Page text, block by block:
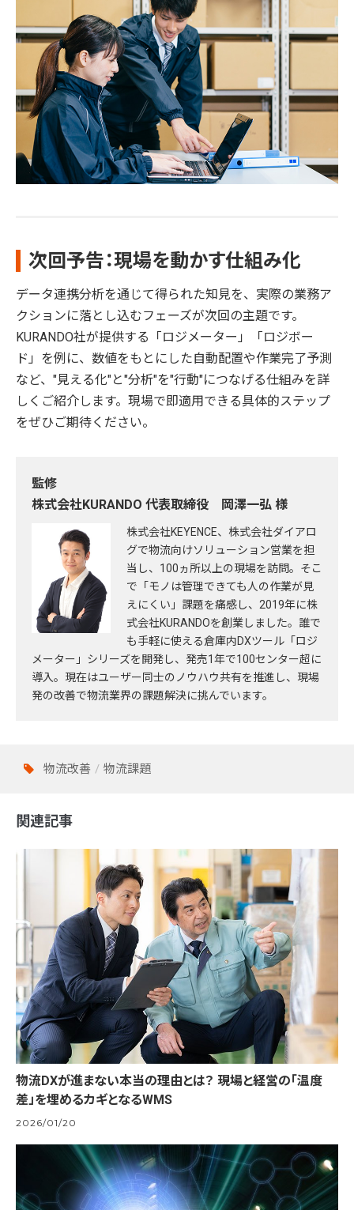
次回予告：現場を動かす仕組み化
データ連携分析を通じて得られた知見を、実際の業務ア
クションに落とし込むフェーズが次回の主題です。
KURANDO社が提供する「ロジメーター」「ロジボー
ド」を例に、数値をもとにした自動配置や作業完了予測
など、"見える化"と"分析"を"行動"につなげる仕組みを詳
しくご紹介します。現場で即適用できる具体的ステップ
をぜひご期待ください。
監修
株式会社KURANDO 代表取締役 岡澤一弘 様
株式会社KEYENCE、株式会社ダイアロ
グで物流向けソリューション営業を担
当し、100ヵ所以上の現場を訪問。そこ
で「モノは管理できても人の作業が見
えにくい」課題を痛感し、2019年に株
式会社KURANDOを創業しました。誰で
も手軽に使える倉庫内DXツール「ロジ
メーター」シリーズを開発し、発売1年で100センター超に
導入。現在はユーザー同士のノウハウ共有を推進し、現場
発の改善で物流業界の課題解決に挑んでいます。
物流改善 物流課題
関連記事
物流DXが進まない本当の理由とは？ 現場と経営の「温度
差」を埋めるカギとなるWMS
2026/01/20